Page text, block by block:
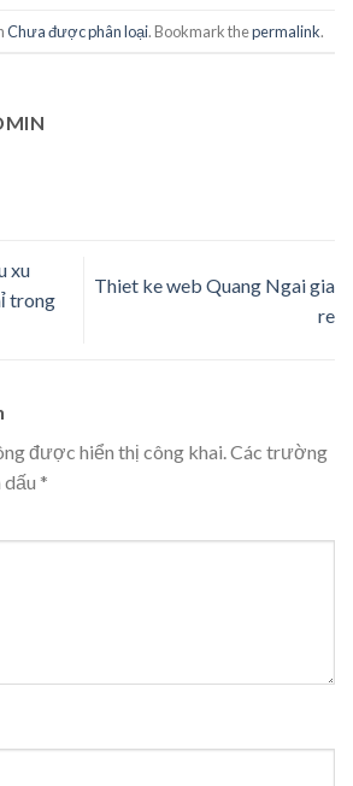
Chưa được phân loại. Bookmark thepermalink.
xu
trong
Thiet ke web Quang Ngai gia
re
được hiển thị công khai. Các trường
*